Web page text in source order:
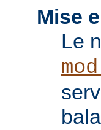
Mise
Le